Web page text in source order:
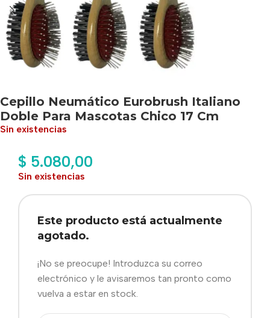
Cepillo Neumático Eurobrush Italiano
Doble Para Mascotas Chico 17 Cm
Sin existencias
$ 5.080,00
Sin existencias
Este producto está actualmente
agotado.
¡No se preocupe! Introduzca su correo
electrónico y le avisaremos tan pronto como
vuelva a estar en stock.